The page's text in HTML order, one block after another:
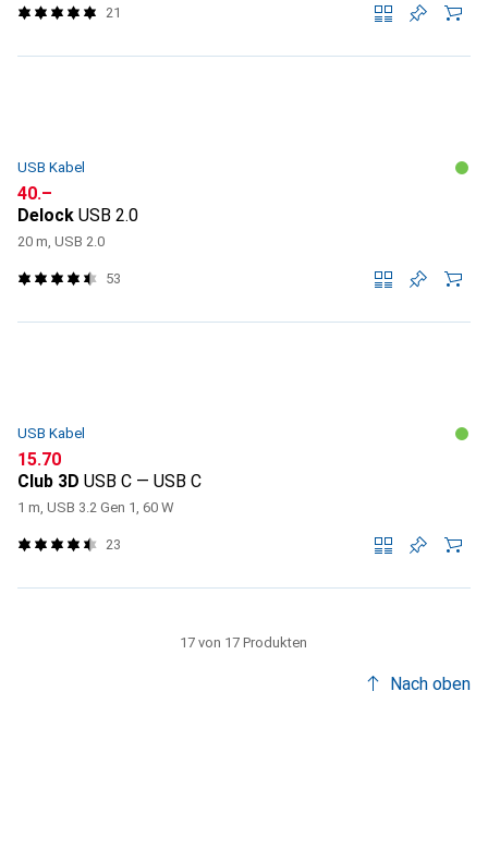
21
USB Kabel
CHF
40.–
Delock USB 2.0
20 m, USB 2.0
53
USB Kabel
CHF
15.70
Club 3D USB C — USB C
1 m, USB 3.2 Gen 1, 60 W
23
17 von 17 Produkten
Nach oben